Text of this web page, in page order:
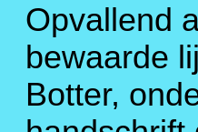
Opvallend
bewaarde
Botter,